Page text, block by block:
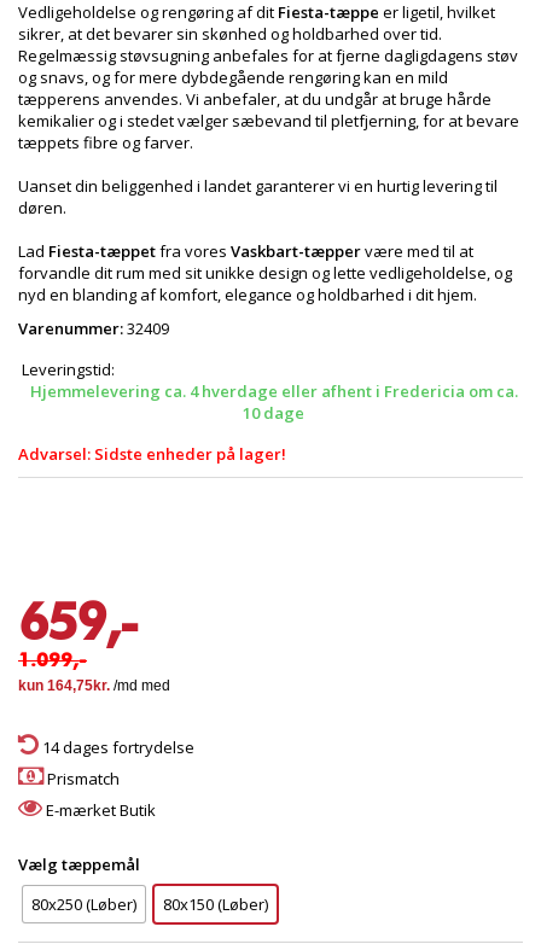
Vedligeholdelse og rengøring af dit Fiesta-tæppe er ligetil, hvilket
sikrer, at det bevarer sin skønhed og holdbarhed over tid.
Regelmæssig støvsugning anbefales for at fjerne dagligdagens støv
og snavs, og for mere dybdegående rengøring kan en mild
tæpperens anvendes. Vi anbefaler, at du undgår at bruge hårde
kemikalier og i stedet vælger sæbevand til pletfjerning, for at bevare
tæppets fibre og farver.
Uanset din beliggenhed i landet garanterer vi en hurtig levering til
døren.
Lad Fiesta-tæppetfra vores Vaskbart-tæppervære med til at
forvandle dit rum med sit unikke design og lette vedligeholdelse, og
nyd en blanding af komfort, elegance og holdbarhed i dit hjem.
Varenummer:32409
Leveringstid:
Hjemmelevering ca. 4 hverdage eller afhent i Fredericia om ca.
10 dage
Advarsel: Sidste enheder på lager!
659,-
1.099,-
14 dages fortrydelse
Prismatch
E-mærket Butik
Vælg tæppemål
80x250 (Løber)
80x150 (Løber)